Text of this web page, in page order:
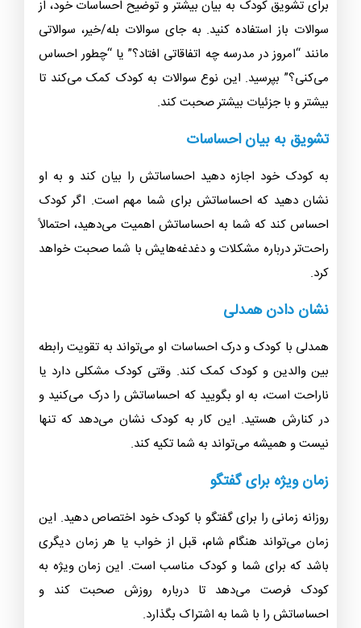
برای تشویق کودک به بیان بیشتر و توضیح احساسات خود، از
سوالات باز استفاده کنید. به جای سوالات بله/خیر، سوالاتی
مانند “امروز در مدرسه چه اتفاقاتی افتاد؟” یا “چطور احساس
می‌کنی؟” بپرسید. این نوع سوالات به کودک کمک می‌کند تا
بیشتر و با جزئیات بیشتر صحبت کند.
تشویق به بیان احساسات
به کودک خود اجازه دهید احساساتش را بیان کند و به او
نشان دهید که احساساتش برای شما مهم است. اگر کودک
احساس کند که شما به احساساتش اهمیت می‌دهید، احتمالاً
راحت‌تر درباره مشکلات و دغدغه‌هایش با شما صحبت خواهد
کرد.
نشان دادن همدلی
همدلی با کودک و درک احساسات او می‌تواند به تقویت رابطه
بین والدین و کودک کمک کند. وقتی کودک مشکلی دارد یا
ناراحت است، به او بگویید که احساساتش را درک می‌کنید و
در کنارش هستید. این کار به کودک نشان می‌دهد که تنها
نیست و همیشه می‌تواند به شما تکیه کند.
زمان ویژه برای گفتگو
روزانه زمانی را برای گفتگو با کودک خود اختصاص دهید. این
زمان می‌تواند هنگام شام، قبل از خواب یا هر زمان دیگری
باشد که برای شما و کودک مناسب است. این زمان ویژه به
کودک فرصت می‌دهد تا درباره روزش صحبت کند و
احساساتش را با شما به اشتراک بگذارد.